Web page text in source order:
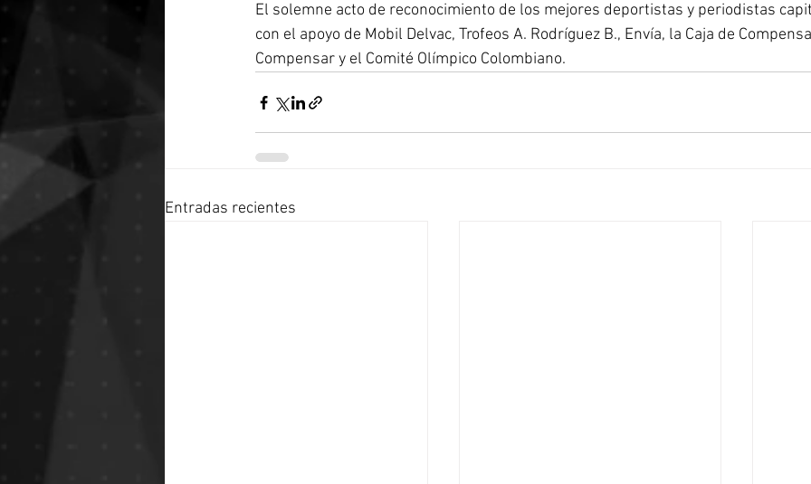
El solemne acto de reconocimiento de los mejores deportistas y periodistas
con el apoyo de Mobil Delvac, Trofeos A. Rodríguez B., Envía, la Caja de
Compensar y el Comité Olímpico Colombiano.
Entradas recientes